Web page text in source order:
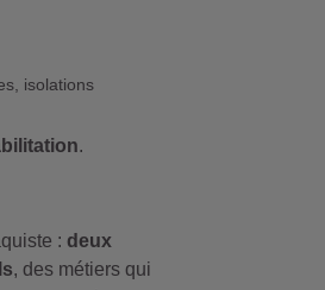
isolations
.
: deux
, des métiers qui